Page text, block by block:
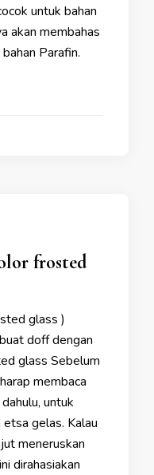
untuk bahan
akan membahas
Parafin.
frosted
glass )
doff dengan
glass Sebelum
membaca
untuk
gelas. Kalau
meneruskan
dirahasiakan